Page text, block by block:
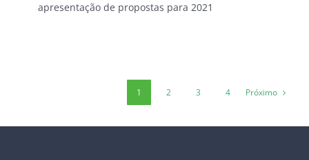
apresentação de propostas para 2021
1 2 3 4 Próximo